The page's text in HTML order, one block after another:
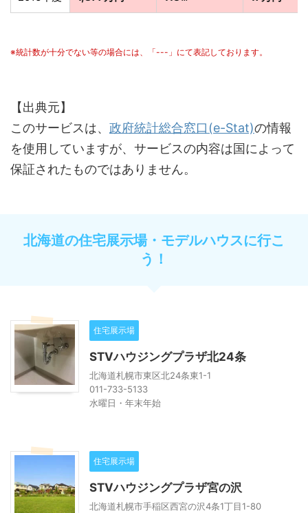
※統計数が十分でない等の場合には、「---」にて表記しております。
【出典元】
このサービスは、 政府統計総合窓口(e-Stat)の情報
を使用していますが、サービスの内容は国によって
保証されたものではありません。
北海道の住宅展示場・モデルハウスに行こ
う！
住宅展示場
STVハウジングプラザ北24条
北海道札幌市東区北24条東1-1
011-733-5133
水曜日・年末年始
住宅展示場
STVハウジングプラザ宮の沢
北海道札幌市手稲区西宮の沢4条1丁目1-80